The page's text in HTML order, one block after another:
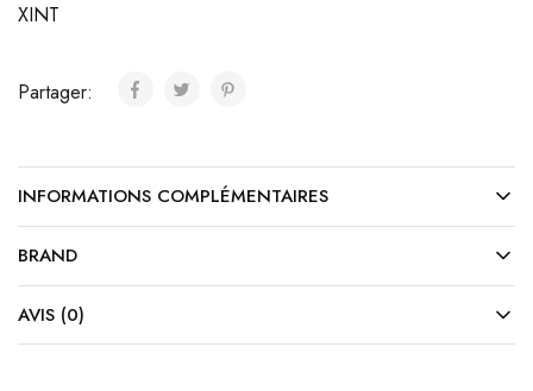
XINT
Partager:
INFORMATIONS COMPLÉMENTAIRES
BRAND
AVIS (0)